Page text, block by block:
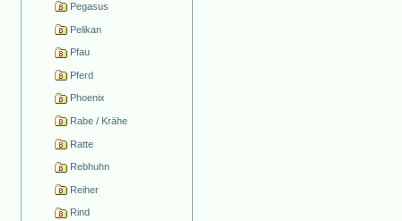
Pegasus
Pelikan
Pfau
Pferd
Phoenix
Rabe / Krähe
Ratte
Rebhuhn
Reiher
Rind